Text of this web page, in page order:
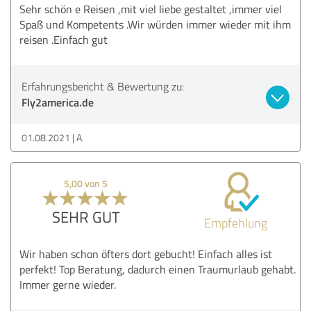
Sehr schön e Reisen ,mit viel liebe gestaltet ,immer viel
Spaß und Kompetents .Wir würden immer wieder mit ihm
reisen .Einfach gut
Erfahrungsbericht & Bewertung zu:
Fly2america.de
01.08.2021 A.
5,00 von 5
SEHR GUT Empfehlung
Wir haben schon öfters dort gebucht! Einfach alles ist
perfekt! Top Beratung, dadurch einen Traumurlaub gehabt.
Immer gerne wieder.